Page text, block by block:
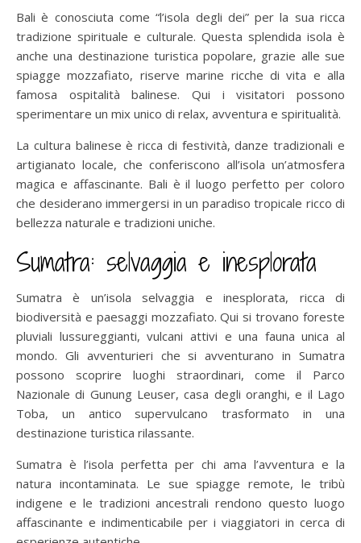
Bali è conosciuta come “l’isola degli dei” per la sua ricca
tradizione spirituale e culturale. Questa splendida isola è
anche una destinazione turistica popolare, grazie alle sue
spiagge mozzafiato, riserve marine ricche di vita e alla
famosa ospitalità balinese. Qui i visitatori possono
sperimentare un mix unico di relax, avventura e spiritualità.
La cultura balinese è ricca di festività, danze tradizionali e
artigianato locale, che conferiscono all’isola un’atmosfera
magica e affascinante. Bali è il luogo perfetto per coloro
che desiderano immergersi in un paradiso tropicale ricco di
bellezza naturale e tradizioni uniche.
Sumatra: selvaggia e inesplorata
Sumatra è un’isola selvaggia e inesplorata, ricca di
biodiversità e paesaggi mozzafiato. Qui si trovano foreste
pluviali lussureggianti, vulcani attivi e una fauna unica al
mondo. Gli avventurieri che si avventurano in Sumatra
possono scoprire luoghi straordinari, come il Parco
Nazionale di Gunung Leuser, casa degli oranghi, e il Lago
Toba, un antico supervulcano trasformato in una
destinazione turistica rilassante.
Sumatra è l’isola perfetta per chi ama l’avventura e la
natura incontaminata. Le sue spiagge remote, le tribù
indigene e le tradizioni ancestrali rendono questo luogo
affascinante e indimenticabile per i viaggiatori in cerca di